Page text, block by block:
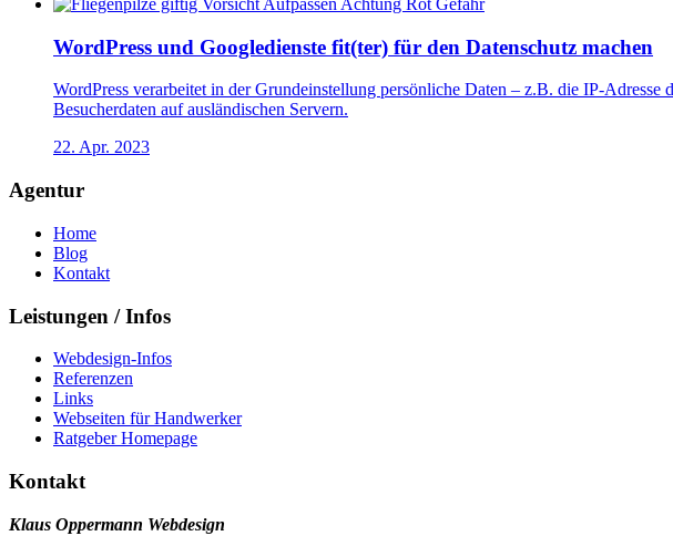
WordPress und Googledienste fit(ter) für den Datenschutz machen
WordPress verarbeitet in der Grundeinstellung persönliche Daten – z.B. die IP-
Besucherdaten auf ausländischen Servern.
22. Apr. 2023
Agentur
Home
Blog
Kontakt
Leistungen / Infos
Webdesign-Infos
Referenzen
Links
Webseiten für Handwerker
Ratgeber Homepage
Kontakt
Klaus Oppermann Webdesign